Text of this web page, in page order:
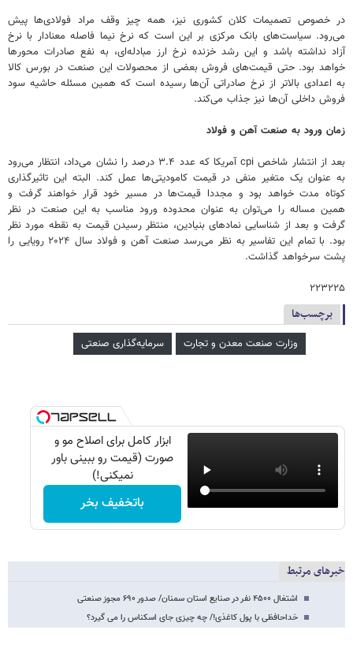
در خصوص تصمیمات کلان کشوری نیز، همه چیز وقف مراد فولادی‌ها پیش
می‌رود. سیاست‌های بانک مرکزی بر این است که نرخ نیما فاصله معنادار با نرخ
آزاد نداشته باشد و این رشد خزنده نرخ ارز مبادله‌ای، به نفع صادرات محورها
خواهد بود. حتی قیمت‌های فروش بعضی از محصولات این صنعت در بورس کالا
به اعدادی بالاتر از نرخ صادراتی آن‌ها رسیده است که همین مسئله حاشیه سود
فروش داخلی آن‌ها نیز جذاب می‌کند.
زمان ورود به صنعت آهن و فولاد
بعد از انتشار شاخص cpi آمریکا که عدد ۳.۴ درصد را نشان می‌داد، انتظار می‌رود
به عنوان یک متغیر منفی در قیمت کامودیتی‌ها عمل کند. البته این تاثیرگذاری
کوتاه مدت خواهد بود و مجددا قیمت‌ها در مسیر خود قرار خواهند گرفت و
همین مساله را می‌توان به عنوان محدوده ورود مناسب به این صنعت در نظر
گرفت و بعد از شناسایی نمادهای بنیادین، منتظر رسیدن قیمت به نقطه مورد نظر
بود. با تمام این تفاسیر به نظر می‌رسد صنعت آهن و فولاد سال ۲۰۲۴ رویایی را
پشت سرخواهد گذاشت.
۲۲۳۲۲۵
برچسب‌ها
وزارت صنعت معدن و تجارت سرمایه‌گذاری صنعتی
ابزار کامل برای اصلاح مو و
صورت (قیمت رو ببینی باور
نمیکنی!)
باتخفیف بخر
خبرهای مرتبط
اشتغال ۴۵۰۰ نفر در صنایع استان سمنان/ صدور ۶۹۰ مجوز صنعتی
خداحافظی با پول کاغذی!/ چه چیزی جای اسکناس را می گیرد؟